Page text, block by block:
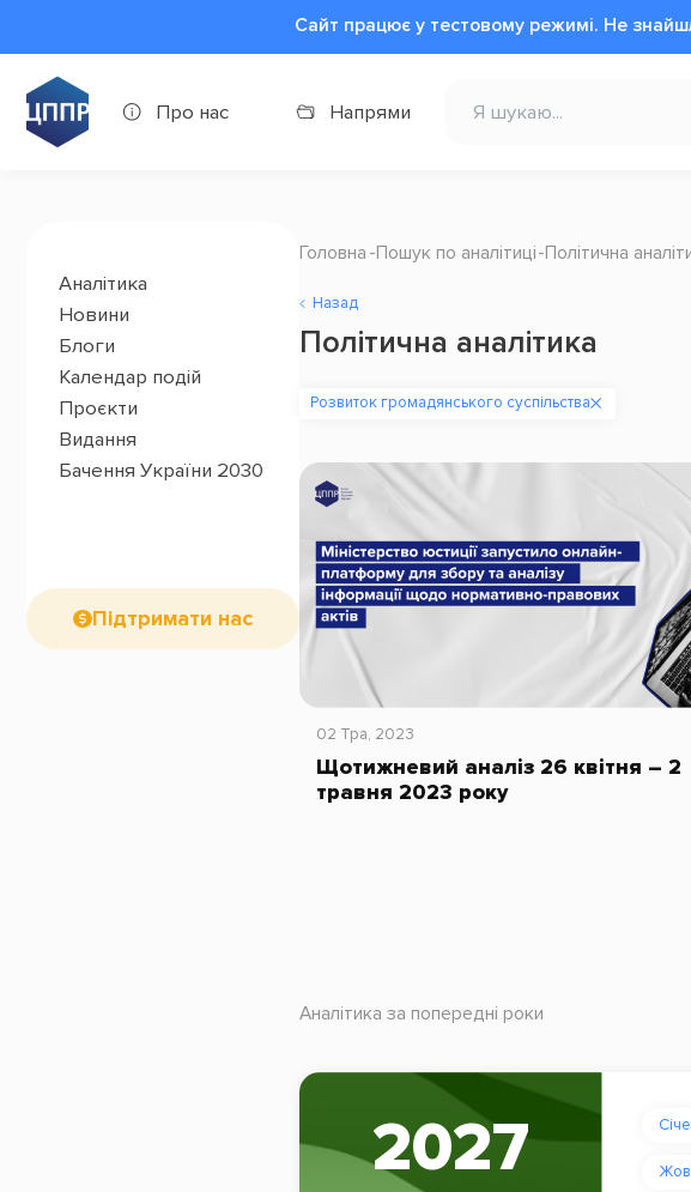
Сайт працює у тестовому режимі. Не
Про нас Напрями
Аналітика
Новини
Блоги
Календар подій
Проєкти
Видання
Бачення України 2030
Підтримати нас
Головна Пошук по аналітиці Політична
Назад
Політична аналітика
Розвиток громадянського суспільства
02 Тра, 2023
Щотижневий аналіз 26 квітня – 2
травня 2023 року
Аналітика за попередні роки
2027